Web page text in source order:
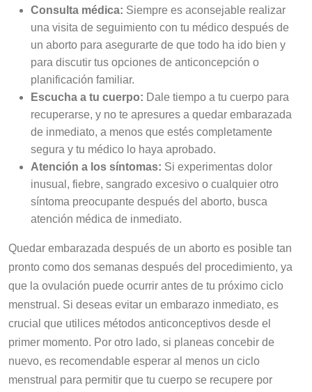
Consulta médica: Siempre es aconsejable realizar
una visita de seguimiento con tu médico después de
un aborto para asegurarte de que todo ha ido bien y
para discutir tus opciones de anticoncepción o
planificación familiar.
Escucha a tu cuerpo: Dale tiempo a tu cuerpo para
recuperarse, y no te apresures a quedar embarazada
de inmediato, a menos que estés completamente
segura y tu médico lo haya aprobado.
Atención a los síntomas: Si experimentas dolor
inusual, fiebre, sangrado excesivo o cualquier otro
síntoma preocupante después del aborto, busca
atención médica de inmediato.
Quedar embarazada después de un aborto es posible tan
pronto como dos semanas después del procedimiento, ya
que la ovulación puede ocurrir antes de tu próximo ciclo
menstrual. Si deseas evitar un embarazo inmediato, es
crucial que utilices métodos anticonceptivos desde el
primer momento. Por otro lado, si planeas concebir de
nuevo, es recomendable esperar al menos un ciclo
menstrual para permitir que tu cuerpo se recupere por